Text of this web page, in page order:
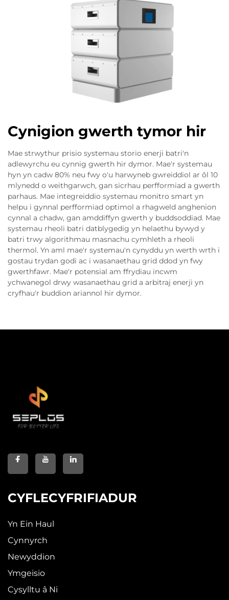
Cynigion gwerth tymor hir
Mae strwythur prisio systemau storio enerji batri'n
adlewyrchu eu cynnig gwerth hir dymor. Mae'r systemau
hyn yn cadw 80% neu fwy o'u harwyneb gwreiddiol ar ôl 10
mlynedd o weithgarwch, gan sicrhau perfformiad a gwerth
parhaus. Mae integreiddio systemau monitro smart yn
helpu i gynnal perfformiad optimol a rhagweld anghenion
cynnal a chadw, gan amddiffyn gwerth y buddsoddiad. Mae
systemau rheoli batri datblygedig yn helaethu bywyd y
batri trwy algorithmau masnachu cymhleth a rheoli
thermol. Yn aml mae'r systemau'n cynyddu yn werth wrth i
gostau trydan godi ac i wasanaethau grid ddod yn fwy
gwerthfawr. Mae'r potensial am ffrydiau incwm
ychwanegol drwy wasanaethau grid a arbitraj enerji yn
cryfhau'r buddion ariannol hir dymor.
CYFLECYFRIFIADUR
Yn Ein Haul
Cynnyrch
Newyddion
Ymgeisio
Cysylltu â Ni